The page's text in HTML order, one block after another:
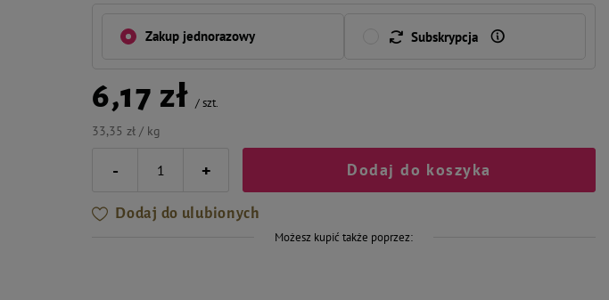
Zakup jednorazowy Subskrypcja
6,17 zł /szt.
33,35 zł / kg
- + Dodaj do koszyka
Dodaj do ulubionych
Możesz kupić także poprzez: